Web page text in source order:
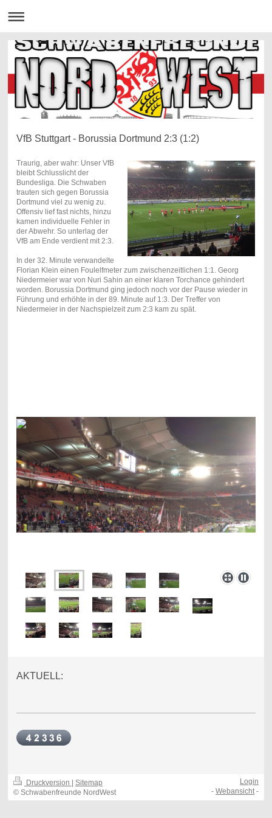
VfB Stuttgart - Borussia Dortmund 2:3 (1:2)
Traurig, aber wahr: Unser VfB
bleibt Schlusslicht der
Bundesliga. Die Schwaben
trauten sich gegen Borussia
Dortmund viel zu wenig zu.
Offensiv lief fast nichts, hinzu
kamen individuelle Fehler in
der Abwehr. So unterlag der
VfB am Ende verdient mit 2:3.
In der 32. Minute verwandelte
Florian Klein einen Foulelfmeter zum zwischenzeitlichen 1:1. Georg
Niedermeier war von Nuri Sahin an einer klaren Torchance gehindert
worden. Borussia Dortmund ging jedoch noch vor der Pause wieder in
Führung und erhöhte in der 89. Minute auf 1:3. Der Treffer von
Niedermeier in der Nachspielzeit zum 2:3 kam zu spät.
AKTUELL:
Druckversion
Sitemap
© Schwabenfreunde NordWest
Login
-Webansicht-